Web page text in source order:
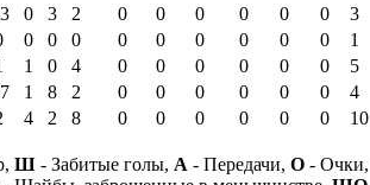
0 3 2 0 0 0 0 0 0 3
0 0 0 0 0 0 0 0 0 1
1 0 4 0 0 0 0 0 0 5
1 8 2 0 0 0 0 0 0 4
4 2 8 0 0 0 0 0 0 10
Ш - Забитые голы, А - Передачи, О - Очки,